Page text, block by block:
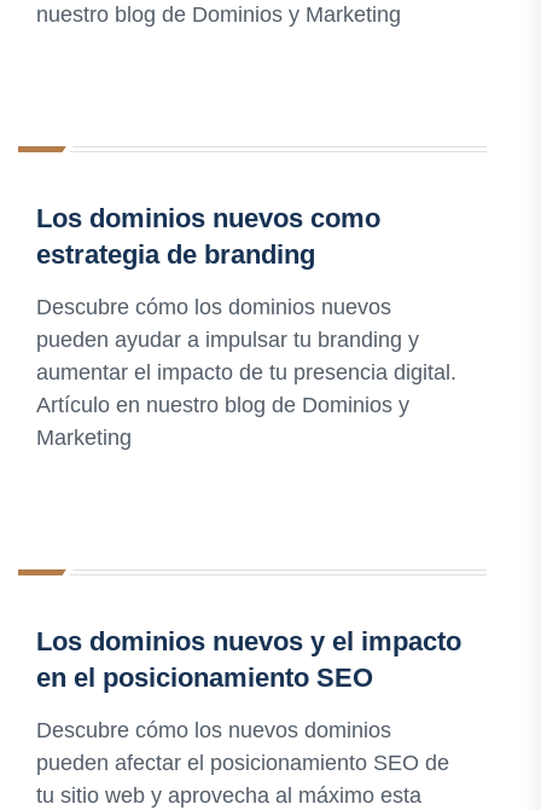
nuestro blog de Dominios y Marketing
Los dominios nuevos como
estrategia de branding
Descubre cómo los dominios nuevos
pueden ayudar a impulsar tu branding y
aumentar el impacto de tu presencia digital.
Artículo en nuestro blog de Dominios y
Marketing
Los dominios nuevos y el impacto
en el posicionamiento SEO
Descubre cómo los nuevos dominios
pueden afectar el posicionamiento SEO de
tu sitio web y aprovecha al máximo esta